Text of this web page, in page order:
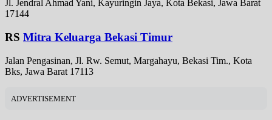
Jl. Jendral Ahmad Yani, Kayuringin Jaya, Kota Bekasi, Jawa Barat
17144
RS Mitra Keluarga Bekasi Timur
Jalan Pengasinan, Jl. Rw. Semut, Margahayu, Bekasi Tim., Kota
Bks, Jawa Barat 17113
ADVERTISEMENT